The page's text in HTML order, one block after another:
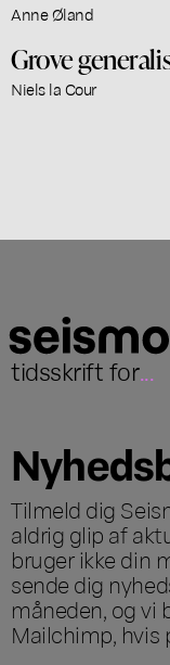
Anne Øland
Grove
Niels la Cour
tidsskrift for...
Tilmeld dig
aldrig glip af
bruger ikke din
sende dig
måneden, og
Mailchimp,